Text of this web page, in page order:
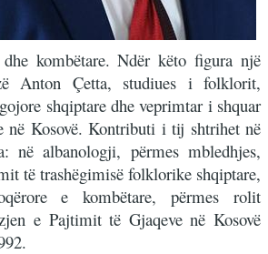
kombëtare. Ndër këto figura një
Anton Çetta, studiues i folklorit,
shqiptare dhe veprimtar i shquar
në Kosovë. Kontributi i tij shtrihet në
në albanologji, përmes mbledhjes,
të trashëgimisë folklorike shqiptare,
e kombëtare, përmes rolit
e Pajtimit të Gjaqeve në Kosovë